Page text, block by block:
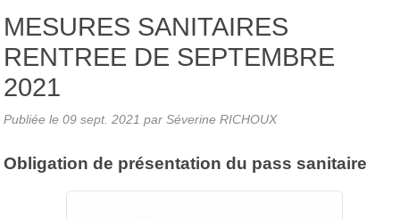
MESURES SANITAIRES
RENTREE DE SEPTEMBRE
2021
Publiée le 09 sept. 2021 par Séverine RICHOUX
Obligation de présentation du pass sanitaire